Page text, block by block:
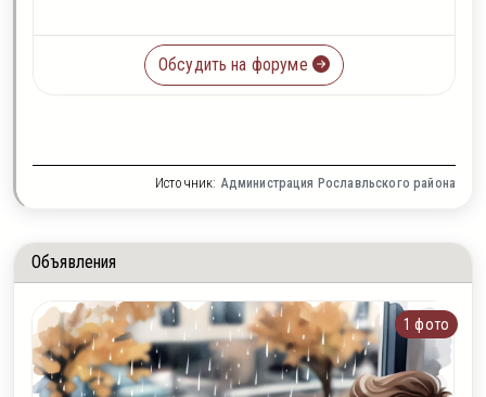
Обсудить на форуме
Источник: Администрация Рославльского района
Объявления
1 фото